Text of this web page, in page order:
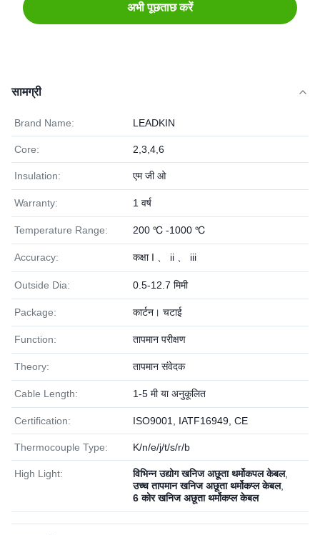
अभी पूछताछ करें
सामग्री
Brand Name: LEADKIN
Core: 2,3,4,6
Insulation: एम जी ओ
Warranty: 1 वर्ष
Temperature Range: 200 ℃ -1000 ℃
Accuracy: कक्षा I 、 ii 、 iii
Outside Dia: 0.5-12.7 मिमी
Package: कार्टन। चटाई
Function: तापमान परीक्षण
Theory: तापमान संवेदक
Cable Length: 1-5 मी या अनुकूलित
Certification: ISO9001, IATF16949, CE
Thermocouple Type: K/n/e/j/t/s/r/b
High Light: विभिन्न उद्योग खनिज अछूता थर्मोकपल केबल,
उच्च तापमान खनिज अछूता थर्मोकप्ल केबल,
6 कोर खनिज अछूता थर्मोकप्ल केबल